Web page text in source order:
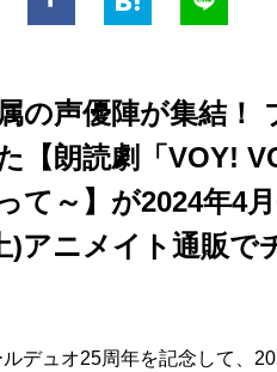
の声優陣が集結！
【朗読劇「VOY!
て～】が2024年4
)アニメイト通販で
デュオ25周年を記念して、